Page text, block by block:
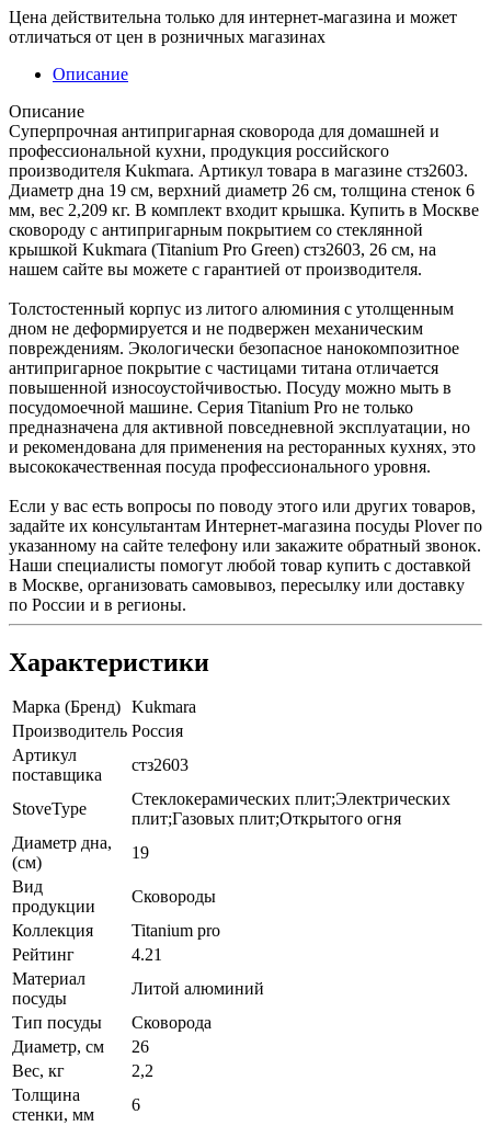
Цена действительна только для интернет-магазина и может
отличаться от цен в розничных магазинах
Описание
Описание
Суперпрочная антипригарная сковорода для домашней и
профессиональной кухни, продукция российского
производителя Kukmara. Артикул товара в магазине стз2603.
Диаметр дна 19 см, верхний диаметр 26 см, толщина стенок 6
мм, вес 2,209 кг. В комплект входит крышка. Купить в Москве
сковороду с антипригарным покрытием со стеклянной
крышкой Kukmara (Titanium Pro Green) стз2603, 26 см, на
нашем сайте вы можете с гарантией от производителя.
Толстостенный корпус из литого алюминия с утолщенным
дном не деформируется и не подвержен механическим
повреждениям. Экологически безопасное нанокомпозитное
антипригарное покрытие с частицами титана отличается
повышенной износоустойчивостью. Посуду можно мыть в
посудомоечной машине. Серия Titanium Pro не только
предназначена для активной повседневной эксплуатации, но
и рекомендована для применения на ресторанных кухнях, это
высококачественная посуда профессионального уровня.
Если у вас есть вопросы по поводу этого или других товаров,
задайте их консультантам Интернет-магазина посуды Plover по
указанному на сайте телефону или закажите обратный звонок.
Наши специалисты помогут любой товар купить с доставкой
в Москве, организовать самовывоз, пересылку или доставку
по России и в регионы.
Характеристики
Марка (Бренд) Kukmara
Производитель Россия
Артикул
поставщика
стз2603
StoveType
Стеклокерамических плит;Электрических
плит;Газовых плит;Открытого огня
Диаметр дна,
(см)
19
Вид
продукции
Сковороды
Коллекция
Titanium pro
Рейтинг
4.21
Материал
посуды
Литой алюминий
Тип посуды
Сковорода
Диаметр, см
26
Вес, кг
2,2
Толщина
стенки, мм
6